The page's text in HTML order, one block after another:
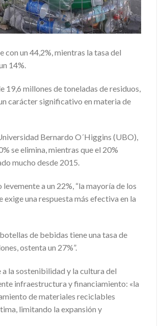
con un 44,2%, mientras la tasa del
14%.
millones de toneladas de residuos,
carácter significativo en materia de
Bernardo O´Higgins (UBO),
se elimina, mientras que el 20%
mucho desde 2015.
a un 22%, “la mayoría de los
una respuesta más efectiva en la
de bebidas tiene una tasa de
ostenta un 27%”.
la sostenibilidad y la cultura del
infraestructura y financiamiento: «la
de materiales reciclables
limitando la expansión y